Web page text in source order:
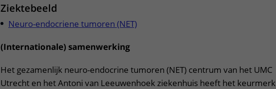
Ziektebeeld
Neuro-endocriene tumoren (NET)
(Internationale) samenwerking
Het gezamenlijk neuro-endocrine tumoren (NET) centrum van het UMC
Utrecht en het Antoni van Leeuwenhoek ziekenhuis heeft het keurmerk